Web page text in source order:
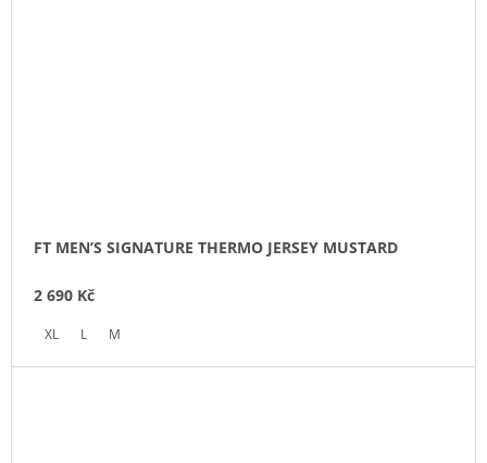
FT MEN’S SIGNATURE THERMO JERSEY MUSTARD
2 690 Kč
XL L M